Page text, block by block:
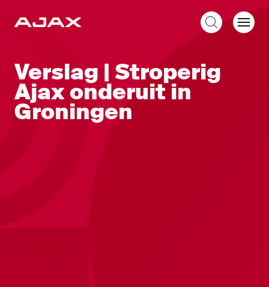
Verslag | Stroperig
Ajax onderuit in
Groningen